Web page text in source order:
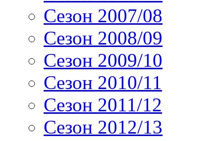
Сезон 2007/08
Сезон 2008/09
Сезон 2009/10
Сезон 2010/11
Сезон 2011/12
Сезон 2012/13